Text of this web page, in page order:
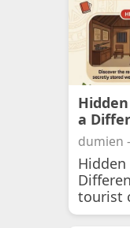
a
dumien
Hidden
tourist